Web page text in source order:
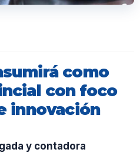
como
con foco
innovación
y contadora